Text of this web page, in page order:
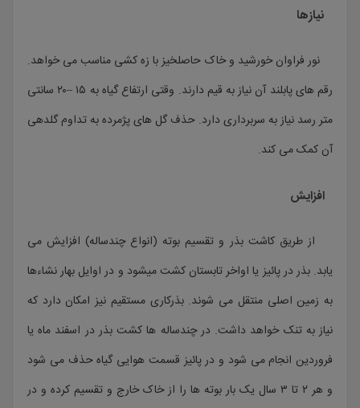
نیازها
نور فراوان خورشید و خاک حاصلخیز با زه کشی مناسب می خواهد.
رقم های پابلند آن نیاز به قیم دارند. وقتی ارتفاع گیاه به ۱۵ –۲۰ سانتی
متر رسد نیاز به سربرداری دارد. حذف گل های پژمرده به تداوم گلدهی
آن کمک می کند.
افزایش
از طریق کاشت بذر و تقسیم بوته (انواع چندساله) افزایش می
یابد. بذر در پائیز یا اواخر تابستان کشت میشود و در اوایل بهار نشاءها
به زمین اصلی منتقل می شوند. بذرکاری مستقیم نیز امکان دارد که
نیاز به تنک خواهد داشت. در چندساله ها کشت بذر در اسفند ماه یا
فروردین انجام می شود و در پائیز قسمت هوایی گیاه حذف می شود
و هر ۲ تا ۳ سال یک بار بوته ها را از خاک خارج و تقسیم کرده و در